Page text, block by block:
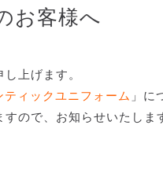
お客様へ
上げます。
ィックユニフォーム 」に
ので、お知らせいたしま